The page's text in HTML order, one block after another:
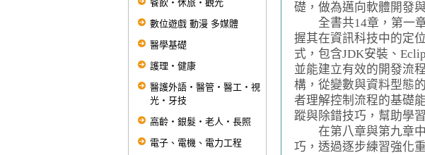
餐飲‧休旅‧觀光
數位遊戲 動漫 多媒體
醫學基礎
護理‧健康
醫護外語‧醫管‧醫工‧視
光‧牙技
高齡‧銀髮‧老人‧長照
電子、電機、電力工程
礎，做為邁向軟體開發
全書共14章，第一章
握其在資訊科技中的定
式，包含JDK安裝、
並能建立有效的開發流
構，從變數與資料型態
者理解控制流程的基礎
蹤與除錯技巧，幫助學
在第八章與第九章中
巧，透過逐步練習強化